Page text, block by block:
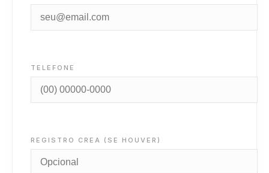
TELEFONE
REGISTRO CREA (SE HOUVER)